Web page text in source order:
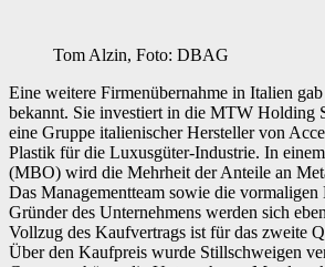
Tom Alzin, Foto: DBAG
Eine weitere Firmenübernahme in Italien
bekannt. Sie investiert in die MTW Holding
eine Gruppe italienischer Hersteller von
Plastik für die Luxusgüter-Industrie. In
(MBO) wird die Mehrheit der Anteile an
Das Managementteam sowie die vormaligen
Gründer des Unternehmens werden sich
Vollzug des Kaufvertrags ist für das zweite
Über den Kaufpreis wurde Stillschweigen